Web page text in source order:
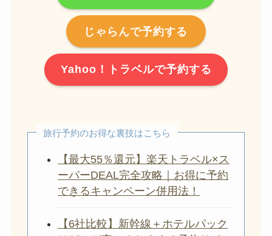
じゃらんで予約する
Yahoo！トラベルで予約する
旅行予約のお得な裏技はこちら
【最大55％還元】楽天トラベル×ス
ーパーDEAL完全攻略｜お得に予約
できるキャンペーン併用法！
【6社比較】新幹線＋ホテルパック